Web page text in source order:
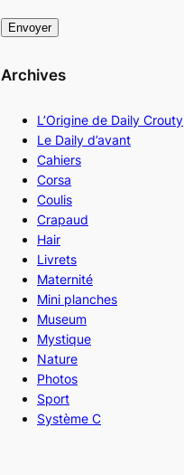
Archives
L’Origine de Daily Crouty
Le Daily d’avant
Cahiers
Corsa
Coulis
Crapaud
Hair
Livrets
Maternité
Mini planches
Museum
Mystique
Nature
Photos
Sport
Système C